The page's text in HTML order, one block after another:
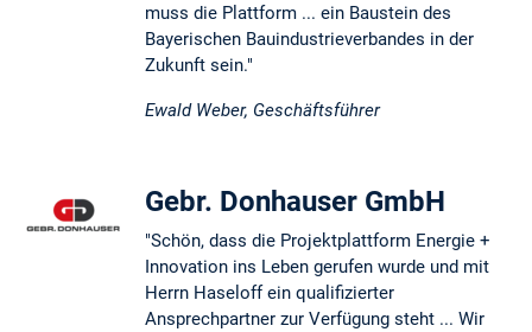
muss die Plattform ... ein Baustein des
Bayerischen Bauindustrieverbandes in der
Zukunft sein."
Ewald Weber, Geschäftsführer
Gebr. Donhauser GmbH
"Schön, dass die Projektplattform Energie +
Innovation ins Leben gerufen wurde und mit
Herrn Haseloff ein qualifizierter
Ansprechpartner zur Verfügung steht ... Wir